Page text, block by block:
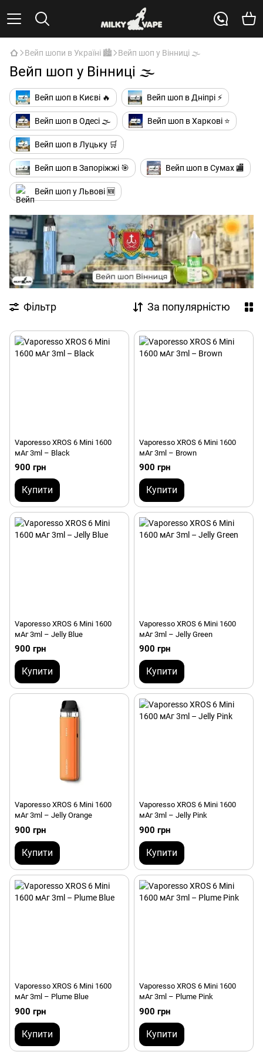
Вейп шопи в Україні 🏙️ Вейп шоп у Вінниці 🌫️
Вейп шоп у Вінниці 🌫️
Вейп шоп в Києві 🔥 Вейп шоп в Дніпрі ⚡
Вейп шоп в Одесі 🌫️ Вейп шоп в Харкові ⭐
Вейп шоп в Луцьку 🛒
Вейп шоп в Запоріжжі 🎯 Вейп шоп в Сумах 🏬
Вейп шоп у Львові 🆕
Фільтр За популярністю
Vaporesso XROS 6 Mini 1600
мАг 3ml – Black
900 грн
Купити
Vaporesso XROS 6 Mini 1600
мАг 3ml – Brown
900 грн
Купити
Vaporesso XROS 6 Mini 1600
мАг 3ml – Jelly Blue
900 грн
Купити
Vaporesso XROS 6 Mini 1600
мАг 3ml – Jelly Green
900 грн
Купити
Vaporesso XROS 6 Mini 1600
мАг 3ml – Jelly Orange
900 грн
Купити
Vaporesso XROS 6 Mini 1600
мАг 3ml – Jelly Pink
900 грн
Купити
Vaporesso XROS 6 Mini 1600
мАг 3ml – Plume Blue
900 грн
Купити
Vaporesso XROS 6 Mini 1600
мАг 3ml – Plume Pink
900 грн
Купити